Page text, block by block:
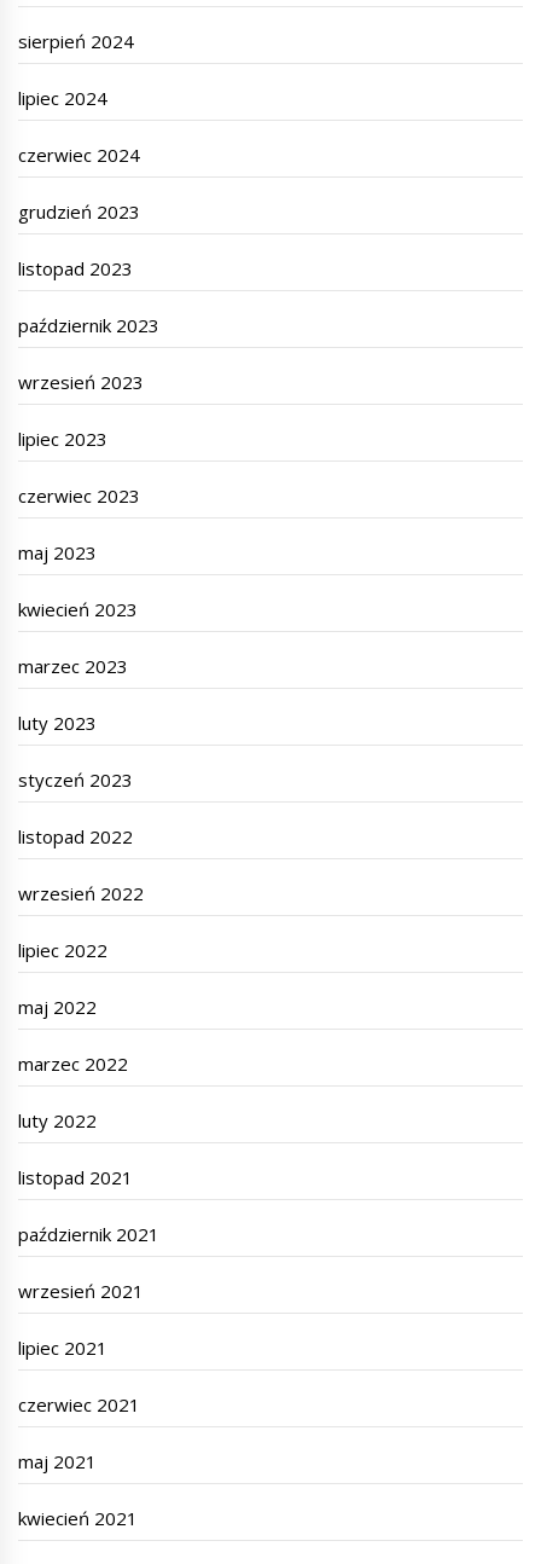
sierpień 2024
lipiec 2024
czerwiec 2024
grudzień 2023
listopad 2023
październik 2023
wrzesień 2023
lipiec 2023
czerwiec 2023
maj 2023
kwiecień 2023
marzec 2023
luty 2023
styczeń 2023
listopad 2022
wrzesień 2022
lipiec 2022
maj 2022
marzec 2022
luty 2022
listopad 2021
październik 2021
wrzesień 2021
lipiec 2021
czerwiec 2021
maj 2021
kwiecień 2021